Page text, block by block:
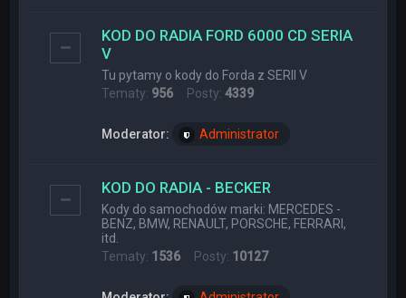
KOD DO RADIA FORD 6000 CD SERIA
V
Tu pytamy o kody do Forda z SERII V
Tematy: 956 Posty:4339
Moderator: Administrator
KOD DO RADIA - BECKER
Kody do samochodów marki: MERCEDES -
BENZ, BMW, RENAULT, PORSCHE, FERRARI,
itd.
Tematy: 1536 Posty: 10127